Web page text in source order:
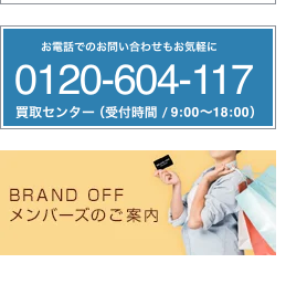
リ
ー
ヤ